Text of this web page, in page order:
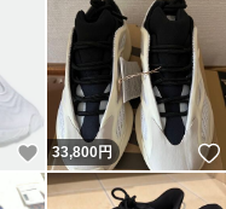
いいね！
33,800円